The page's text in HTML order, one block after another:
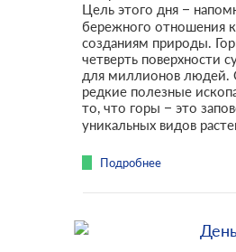
Цель этого дня –
бережного отношения
созданиям природы.
четверть поверхности
для миллионов людей.
редкие полезные
то, что горы – это
уникальных видов
Подробнее